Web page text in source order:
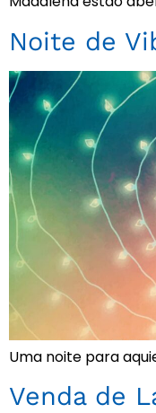
Noite de
Uma noite para
Venda de